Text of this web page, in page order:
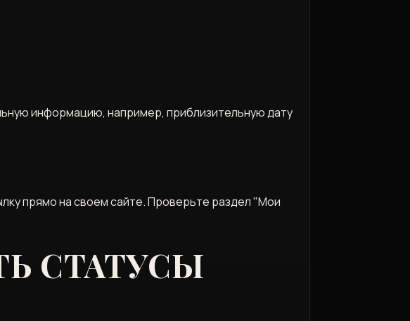
информацию‚ например‚ приблизительную дату
прямо на своем сайте. Проверьте раздел "Мои
СТАТУСЫ